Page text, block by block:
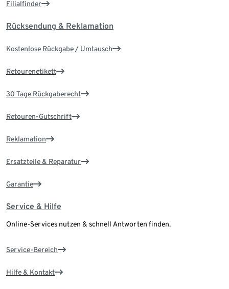
Filialfinder
Rücksendung & Reklamation
Kostenlose Rückgabe / Umtausch
Retourenetikett
30 Tage Rückgaberecht
Retouren-Gutschrift
Reklamation
Ersatzteile & Reparatur
Garantie
Service & Hilfe
Online-Services nutzen & schnell Antworten finden.
Service-Bereich
Hilfe & Kontakt